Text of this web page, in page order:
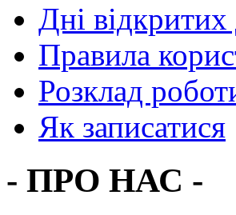
Дні відкритих
Правила
Розклад
Як записатися
- ПРО НАС -